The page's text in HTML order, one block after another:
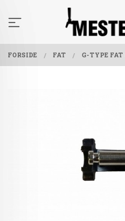
innholdet
FORSIDE FAT G-TYPE